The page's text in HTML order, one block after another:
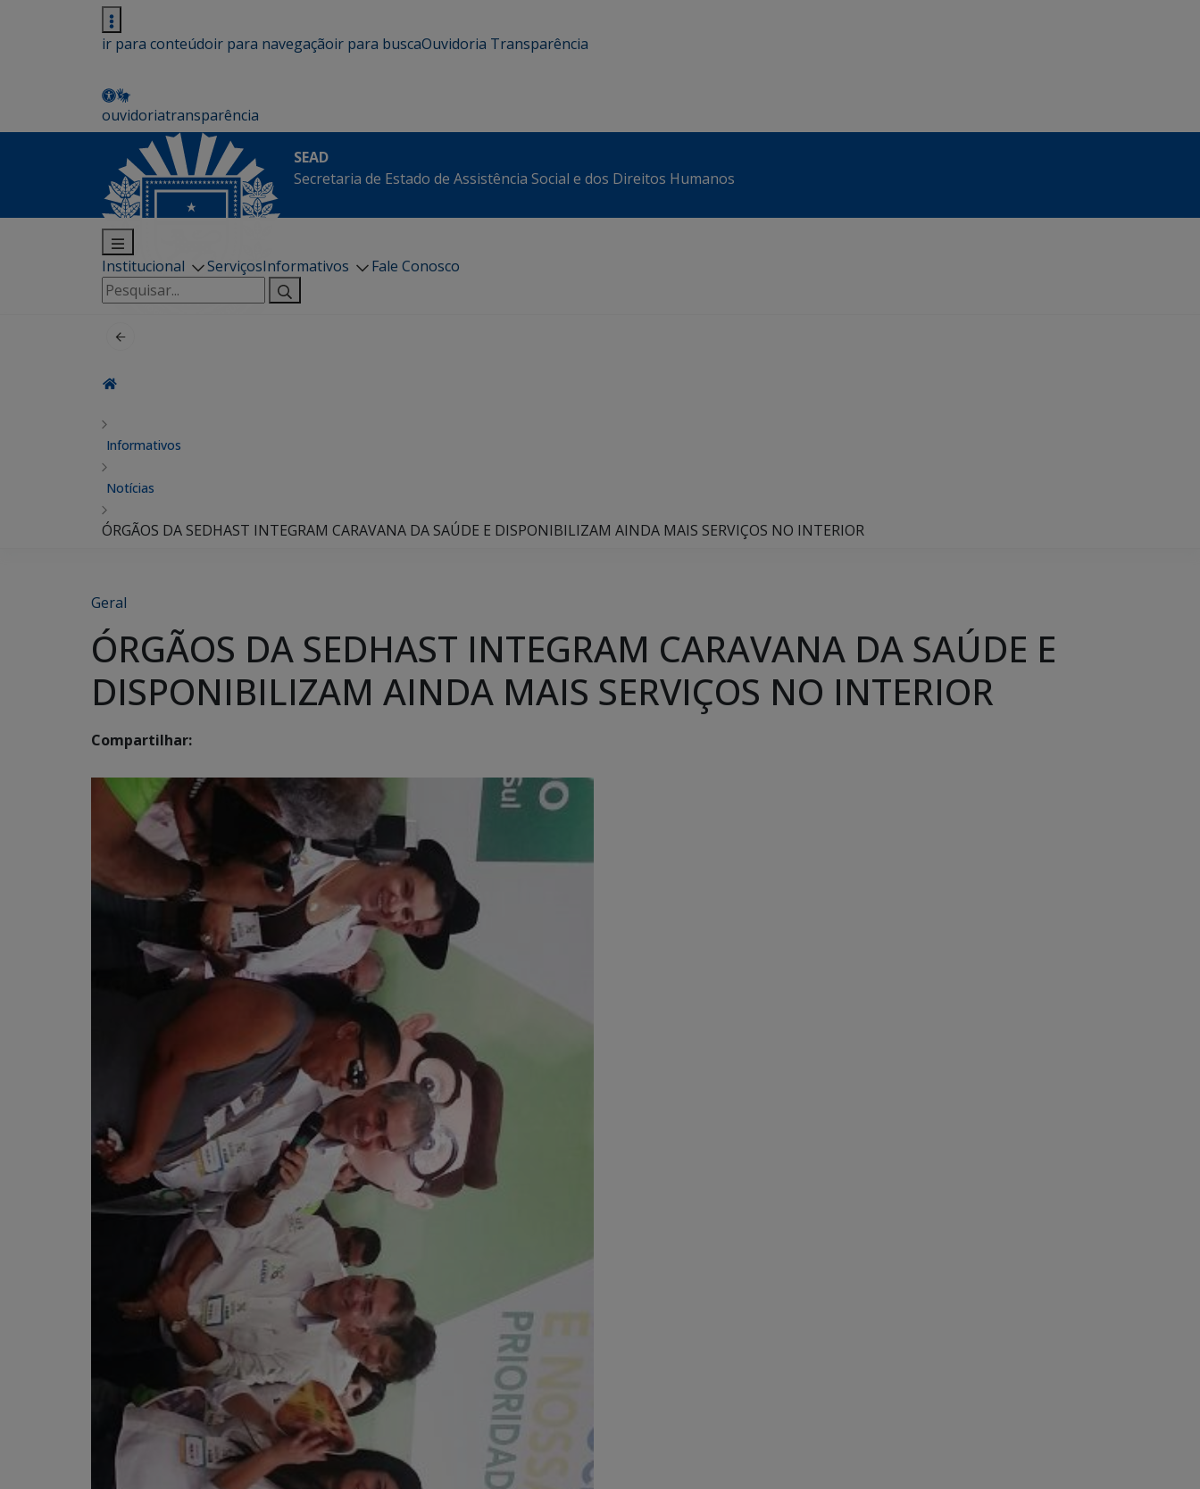
ir para conteúdoir para navegaçãoir para buscaOuvidoria Transparência
ouvidoriatransparência
SEAD
Secretaria de Estado de Assistência Social e dos Direitos Humanos
Institucional ServiçosInformativos
Fale Conosco
Pesquisar
por:
Informativos
Notícias
ÓRGÃOS DA SEDHAST INTEGRAM CARAVANA DA SAÚDE E DISPONIBILIZAM AINDA MAIS SERVIÇOS NO INTERIOR
Geral
ÓRGÃOS DA SEDHAST INTEGRAM CARAVANA DA SAÚDE E
DISPONIBILIZAM AINDA MAIS SERVIÇOS NO INTERIOR
Compartilhar: